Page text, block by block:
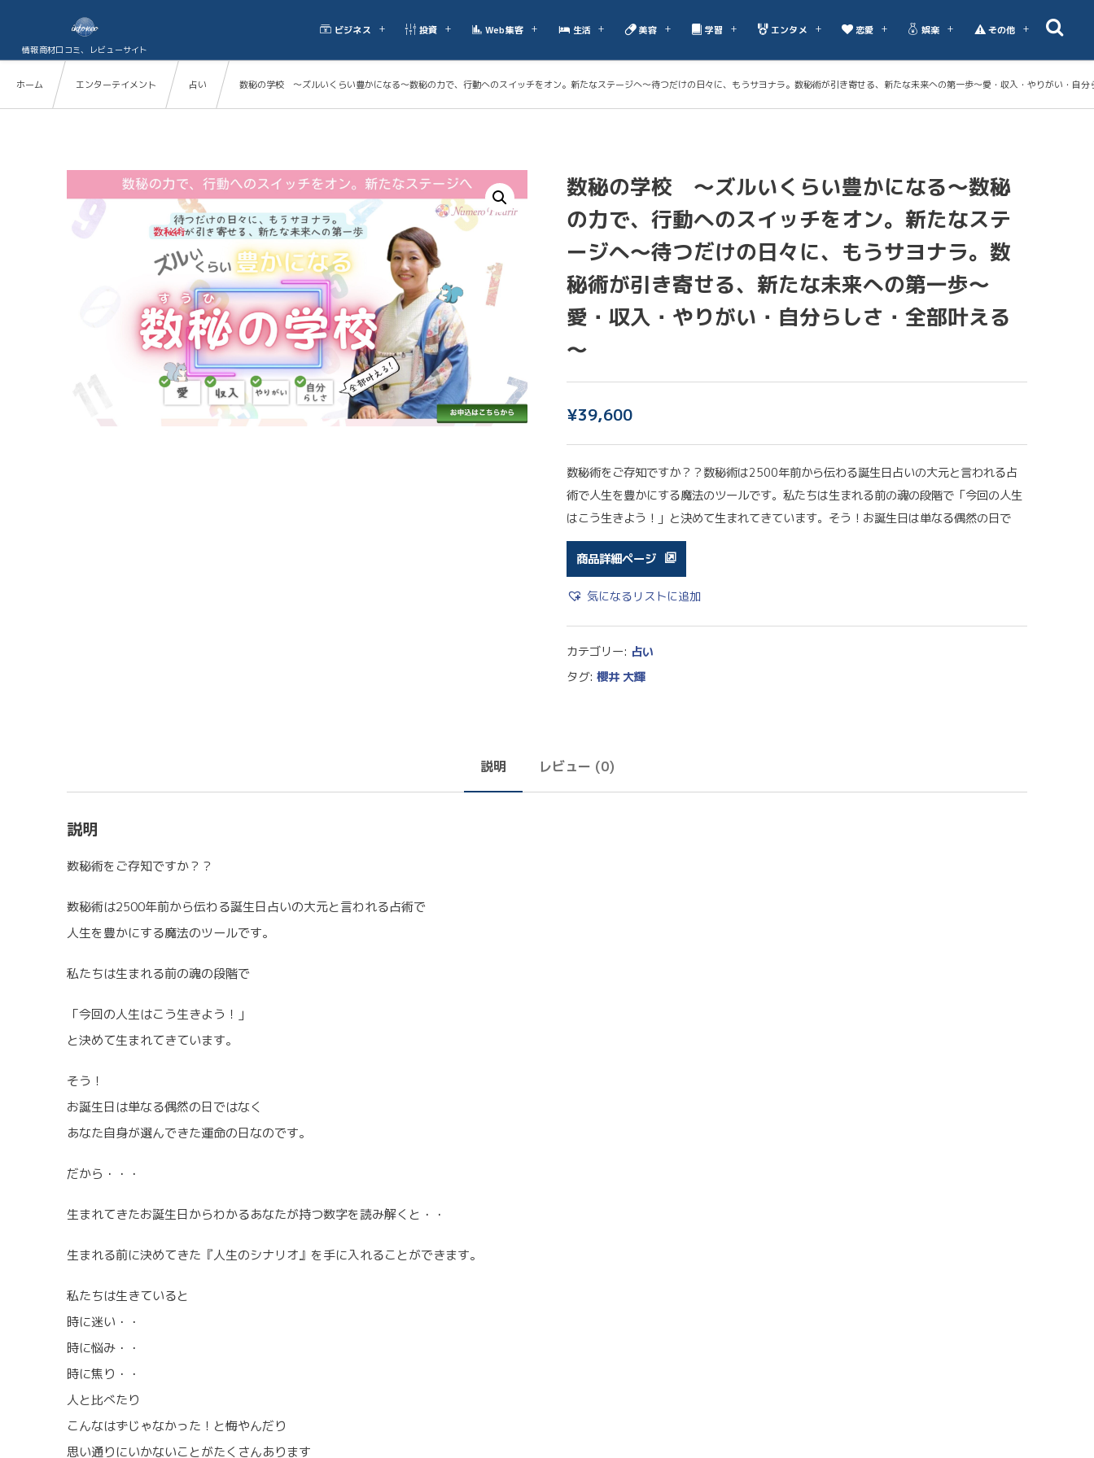
情報商材口コミ、レビューサイト
ビジネス 投資 Web集客 生活 美容 学習 エンタメ 恋愛 娯楽 その他
ホーム エンターテイメント 占い 数秘の学校 ～ズルいくらい豊かになる～数秘の力で、行動へのスイッチをオン。新たなステージへ～待つだけの日々に、もうサヨナラ。数秘術が引き寄せる、新たな未来への第一歩～愛・収入・やりがい・自分
数秘の学校 ～ズルいくらい豊かになる～数秘
の力で、行動へのスイッチをオン。新たなステ
ージへ～待つだけの日々に、もうサヨナラ。数
秘術が引き寄せる、新たな未来への第一歩～
愛・収入・やりがい・自分らしさ・全部叶える
～
¥39,600
数秘術をご存知ですか？？数秘術は2500年前から伝わる誕生日占いの大元と言われる占
術で人生を豊かにする魔法のツールです。私たちは生まれる前の魂の段階で「今回の人生
はこう生きよう！」と決めて生まれてきています。そう！お誕生日は単なる偶然の日で
商品詳細ページ
気になるリストに追加
カテゴリー: 占い
タグ: 櫻井 大輝
説明 レビュー (0)
説明
数秘術をご存知ですか？？
数秘術は2500年前から伝わる誕生日占いの大元と言われる占術で
人生を豊かにする魔法のツールです。
私たちは生まれる前の魂の段階で
「今回の人生はこう生きよう！」
と決めて生まれてきています。
そう！
お誕生日は単なる偶然の日ではなく
あなた自身が選んできた運命の日なのです。
だから・・・
生まれてきたお誕生日からわかるあなたが持つ数字を読み解くと・・
生まれる前に決めてきた『人生のシナリオ』を手に入れることができます。
私たちは生きていると
時に迷い・・
時に悩み・・
時に焦り・・
人と比べたり
こんなはずじゃなかった！と悔やんだり
思い通りにいかないことがたくさんあります